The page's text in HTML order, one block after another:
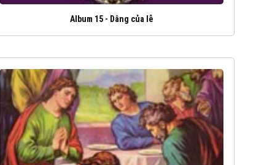
Album 15 - Dâng của lễ